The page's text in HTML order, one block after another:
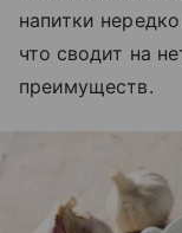
напитки
что сводит на
преимуществ.